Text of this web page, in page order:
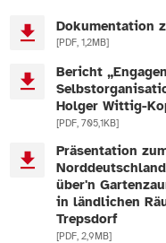
Dokumentation
[PDF, 1,2MB]
Bericht
Holger Wittig-
[PDF, 705,1KB]
Präsentation
über'n
in ländlichen
Trepsdorf
[PDF, 2,9MB]